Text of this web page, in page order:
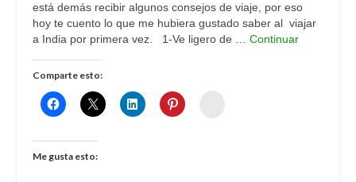
está demás recibir algunos consejos de viaje, por eso
hoy te cuento lo que me hubiera gustado saber al viajar
a India por primera vez. 1-Ve ligero de … Continuar
Comparte esto:
Me gusta esto: